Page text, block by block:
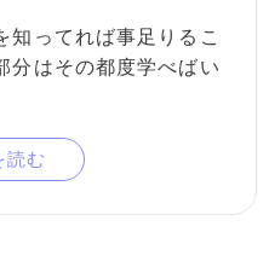
知ってれば事足りるこ
分はその都度学べばい
読む